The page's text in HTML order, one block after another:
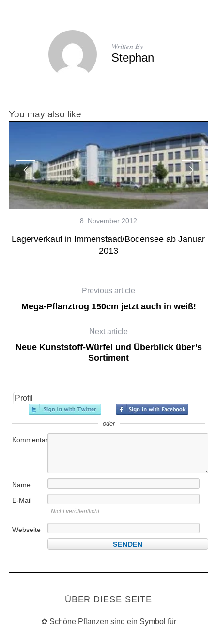
Written By
Stephan
You may also like
8. November 2012
Lagerverkauf in Immenstaad/Bodensee ab Januar
2013
Previous article
Mega-Pflanztrog 150cm jetzt auch in weiß!
Next article
Neue Kunststoff-Würfel und Überblick über’s
Sortiment
Profil
oder
Kommentar
Name
E-Mail
Nicht veröffentlicht
Webseite
ÜBER DIESE SEITE
✿ Schöne Pflanzen sind ein Symbol für